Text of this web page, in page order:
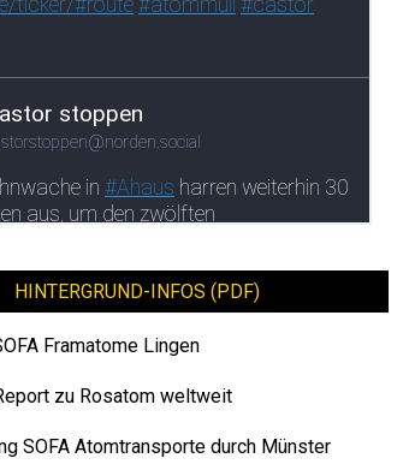
HINTERGRUND-INFOS (PDF)
Framatome Lingen
zu Rosatom weltweit
SOFA Atomtransporte durch Münster